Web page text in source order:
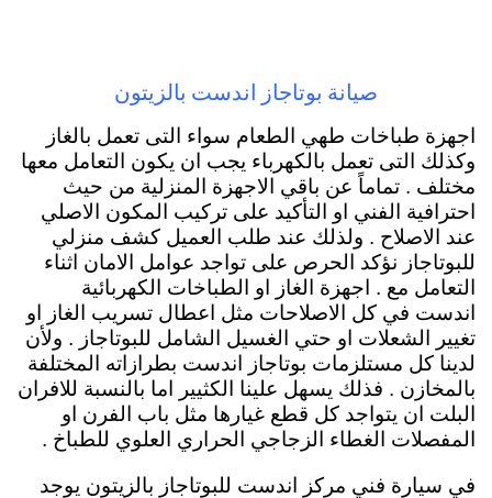
صيانة بوتاجاز اندست بالزيتون
اجهزة طباخات طهي الطعام سواء التى تعمل بالغاز
وكذلك التى تعمل بالكهرباء يجب ان يكون التعامل معها
مختلف . تماماً عن باقي الاجهزة المنزلية من حيث
احترافية الفني او التأكيد على تركيب المكون الاصلي
عند الاصلاح . ولذلك عند طلب العميل كشف منزلي
للبوتاجاز نؤكد الحرص على تواجد عوامل الامان اثناء
التعامل مع . اجهزة الغاز او الطباخات الكهربائية
اندست في كل الاصلاحات مثل اعطال تسريب الغاز او
تغيير الشعلات او حتي الغسيل الشامل للبوتاجاز . ولأن
لدينا كل مستلزمات بوتاجاز اندست بطرازاته المختلفة
بالمخازن . فذلك يسهل علينا الكثيير اما بالنسبة للافران
البلت ان يتواجد كل قطع غيارها مثل باب الفرن او
المفصلات الغطاء الزجاجي الحراري العلوي للطباخ .
في سيارة فني مركز اندست للبوتاجاز بالزيتون يوجد